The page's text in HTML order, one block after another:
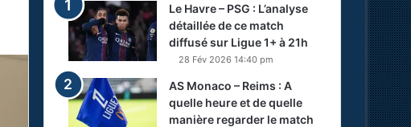
Le Havre – PSG : L’analyse
détaillée de ce match
diffusé sur Ligue 1+ à 21h
28 Fév 2026 14:40 pm
AS Monaco – Reims : A
quelle heure et de quelle
manière regarder le match